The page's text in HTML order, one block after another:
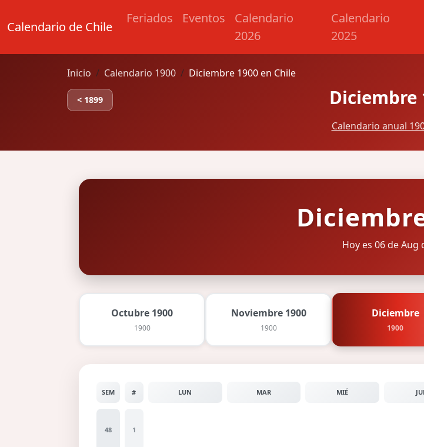
Calendario de Chile
Feriados Eventos
Calendario
2026
Calendario
2025
Inicio Calendario 1900 Diciembre 1900 en Chile
< 1899 Diciembre
Calendario anual
Hoy es 06 de Aug
Octubre 1900
1900
Noviembre 1900
1900
Diciembre
1900
SEM # LUN MAR MIÉ
48 1